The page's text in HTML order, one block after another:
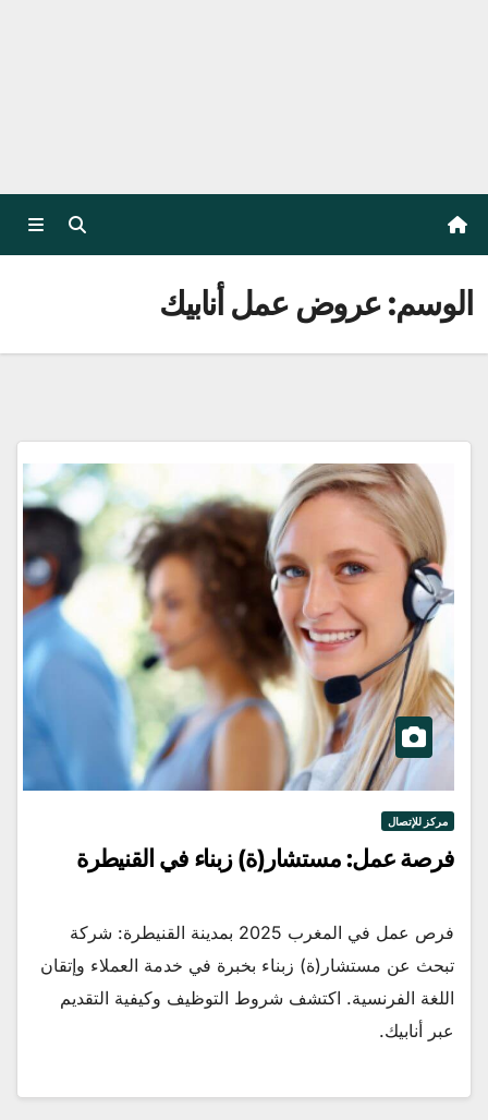
الوسم:عروض عمل أنابيك
مركز للإتصال
فرصة عمل: مستشار(ة) زبناء في القنيطرة
فرص عمل في المغرب 2025 بمدينة القنيطرة: شركة
تبحث عن مستشار(ة) زبناء بخبرة في خدمة العملاء وإتقان
اللغة الفرنسية. اكتشف شروط التوظيف وكيفية التقديم
عبر أنابيك.